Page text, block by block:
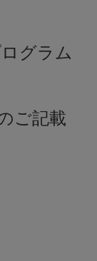
グラム
ご記載